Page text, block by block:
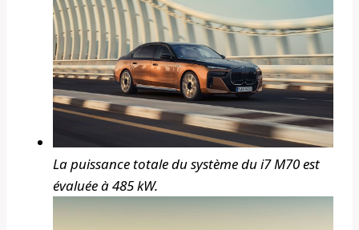
La puissance totale du système du i7 M70 est
évaluée à 485 kW.